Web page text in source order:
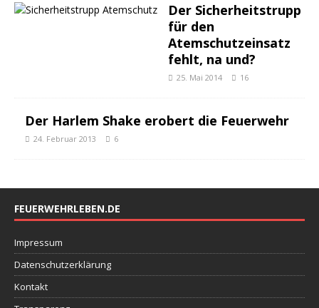
Der Sicherheitstrupp
für den
Atemschutzeinsatz
fehlt, na und?
25. Mai 2014 16
Der Harlem Shake erobert die Feuerwehr
24. Februar 2013 6
FEUERWEHRLEBEN.DE
Impressum
Datenschutzerklärung
Kontakt